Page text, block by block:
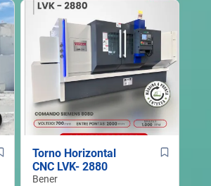
Extrator Primário -
Colhedora Cana-de-
Açúcar
Torno Horizontal
CNC LVK- 2880
Bener